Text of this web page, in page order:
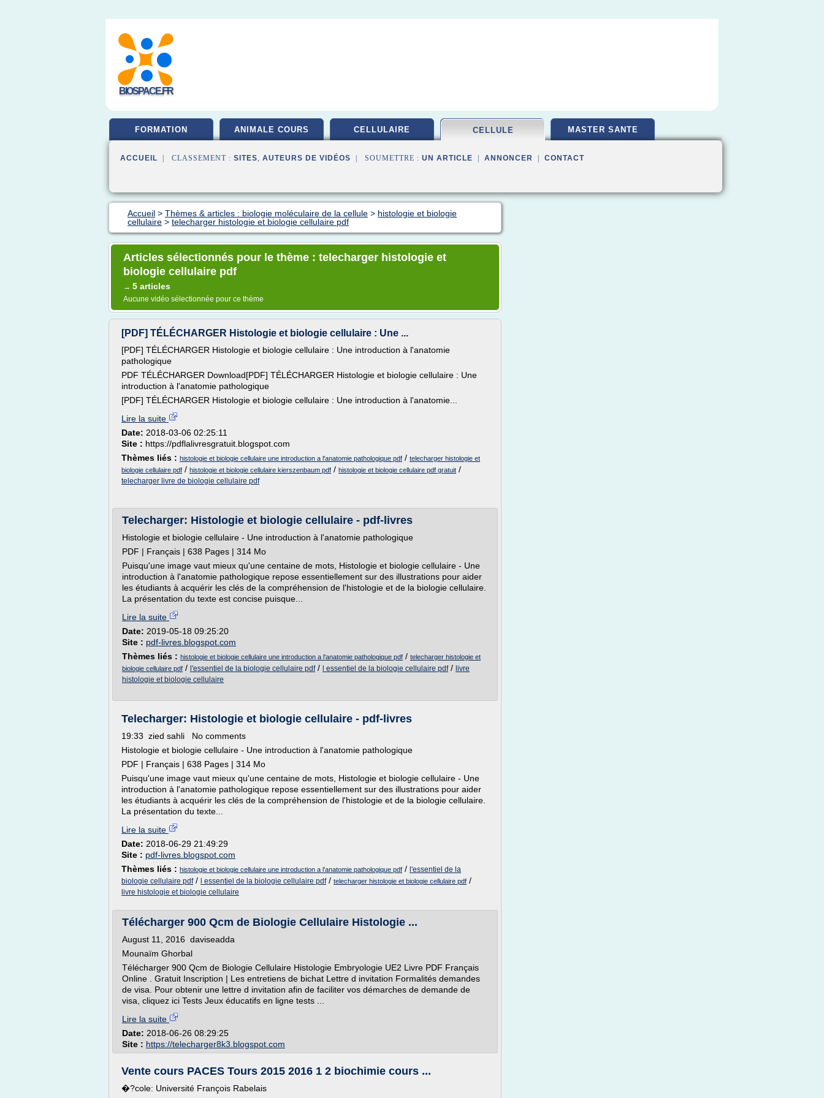
BIOSPACE.FR
FORMATION ANIMALE COURS CELLULAIRE CELLULE MASTER SANTE
ACCUEIL | CLASSEMENT : SITES, AUTEURS DE VIDÉOS | SOUMETTRE : UN ARTICLE ANNONCER CONTACT
Accueil > Thèmes & articles : biologie moléculaire de la cellule > histologie et biologie
cellulaire > telecharger histologie et biologie cellulaire pdf
Articles sélectionnés pour le thème : telecharger histologie et
biologie cellulaire pdf
→ 5 articles
Aucune vidéo sélectionnée pour ce thème
[PDF] TÉLÉCHARGER Histologie et biologie cellulaire : Une ...
[PDF] TÉLÉCHARGER Histologie et biologie cellulaire : Une introduction à l'anatomie
pathologique
PDF TÉLÉCHARGER Download[PDF] TÉLÉCHARGER Histologie et biologie cellulaire : Une
introduction à l'anatomie pathologique
[PDF] TÉLÉCHARGER Histologie et biologie cellulaire : Une introduction à l'anatomie...
Lire la suite
Date: 2018-03-06 02:25:11
Site : https://pdflalivresgratuit.blogspot.com
Thèmes liés : histologie et biologie cellulaire une introduction a l'anatomie pathologique pdf / telecharger histologie et
biologie cellulaire pdf / histologie et biologie cellulaire kierszenbaum pdf / histologie et biologie cellulaire pdf gratuit /
telecharger livre de biologie cellulaire pdf
Telecharger: Histologie et biologie cellulaire - pdf-livres
Histologie et biologie cellulaire - Une introduction à l'anatomie pathologique
PDF | Français | 638 Pages | 314 Mo
Puisqu'une image vaut mieux qu'une centaine de mots, Histologie et biologie cellulaire - Une
introduction à l'anatomie pathologique repose essentiellement sur des illustrations pour aider
les étudiants à acquérir les clés de la compréhension de l'histologie et de la biologie cellulaire.
La présentation du texte est concise puisque...
Lire la suite
Date: 2019-05-18 09:25:20
Site : pdf-livres.blogspot.com
Thèmes liés : histologie et biologie cellulaire une introduction a l'anatomie pathologique pdf / telecharger histologie et
biologie cellulaire pdf / l'essentiel de la biologie cellulaire pdf/ l essentiel de la biologie cellulaire pdf/ livre
histologie et biologie cellulaire
Telecharger: Histologie et biologie cellulaire - pdf-livres
19:33 zied sahli No comments
Histologie et biologie cellulaire - Une introduction à l'anatomie pathologique
PDF | Français | 638 Pages | 314 Mo
Puisqu'une image vaut mieux qu'une centaine de mots, Histologie et biologie cellulaire - Une
introduction à l'anatomie pathologique repose essentiellement sur des illustrations pour aider
les étudiants à acquérir les clés de la compréhension de l'histologie et de la biologie cellulaire.
La présentation du texte...
Lire la suite
Date: 2018-06-29 21:49:29
Site : pdf-livres.blogspot.com
Thèmes liés : histologie et biologie cellulaire une introduction a l'anatomie pathologique pdf / l'essentiel de la
biologie cellulaire pdf/ l essentiel de la biologie cellulaire pdf/ telecharger histologie et biologie cellulaire pdf /
livre histologie et biologie cellulaire
Télécharger 900 Qcm de Biologie Cellulaire Histologie ...
August 11, 2016 daviseadda
Mounaïm Ghorbal
Télécharger 900 Qcm de Biologie Cellulaire Histologie Embryologie UE2 Livre PDF Français
Online . Gratuit Inscription | Les entretiens de bichat Lettre d invitation Formalités demandes
de visa. Pour obtenir une lettre d invitation afin de faciliter vos démarches de demande de
visa, cliquez ici Tests Jeux éducatifs en ligne tests ...
Lire la suite
Date: 2018-06-26 08:29:25
Site : https://telecharger8k3.blogspot.com
Vente cours PACES Tours 2015 2016 1 2 biochimie cours ...
�?cole: Université François Rabelais